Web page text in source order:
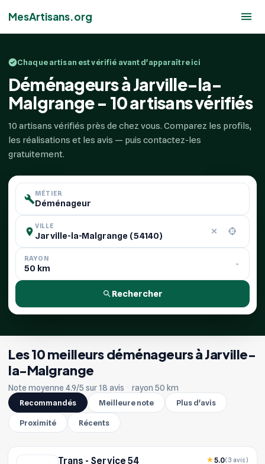
MesArtisans.org
Chaque artisan est vérifié avant d'apparaître ici
Déménageurs à Jarville-la-
Malgrange - 10 artisans vérifiés
10 artisans vérifiés près de chez vous. Comparez les profils,
les réalisations et les avis — puis contactez-les
gratuitement.
MÉTIER
VILLE
RAYON
Rechercher
Les 10 meilleurs déménageurs à Jarville-
la-Malgrange
Note moyenne 4.9/5 sur 18 avis · rayon 50 km
Recommandés
Meilleure note Plus d'avis
Proximité Récents
Trans - Service 54 5.0(3 avis)